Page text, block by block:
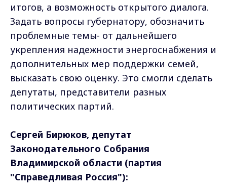
итогов, а возможность открытого диалога.
Задать вопросы губернатору, обозначить
проблемные темы- от дальнейшего
укрепления надежности энергоснабжения и
дополнительных мер поддержки семей,
высказать свою оценку. Это смогли сделать
депутаты, представители разных
политических партий.
Сергей Бирюков, депутат
Законодательного Собрания
Владимирской области (партия
"Справедливая Россия"):